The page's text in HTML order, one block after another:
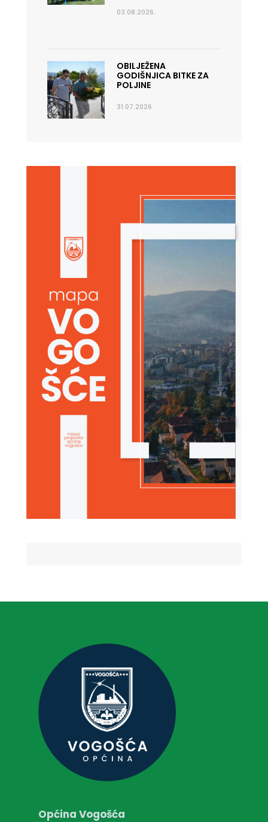
03.08.2026.
OBILJEŽENA
GODIŠNJICA BITKE ZA
POLJINE
31.07.2026.
Općina Vogošća